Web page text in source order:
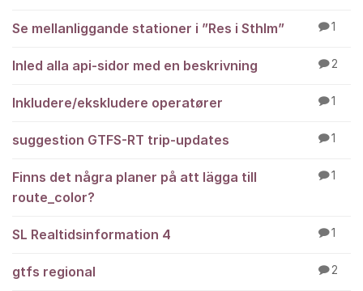
Se mellanliggande stationer i ”Res i Sthlm” 1
Inled alla api-sidor med en beskrivning 2
Inkludere/ekskludere operatører 1
suggestion GTFS-RT trip-updates 1
Finns det några planer på att lägga till
route_color?
1
SL Realtidsinformation 4 1
gtfs regional 2